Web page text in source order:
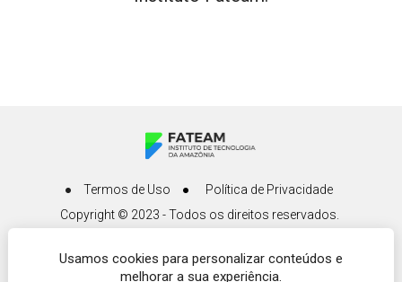
Copyright © 2023 - Todos os direitos reservados.
Av. Djalma Batista, 98 - Edifício Milhomem Center,
Termos de Uso Política de Privacidade
Usamos cookies para personalizar conteúdos e
melhorar a sua experiência.